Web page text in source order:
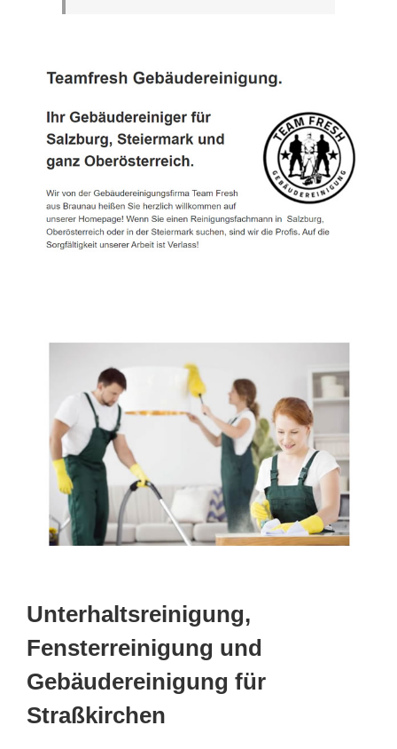
Unterhaltsreinigung,
Fensterreinigung und
Gebäudereinigung für
Straßkirchen